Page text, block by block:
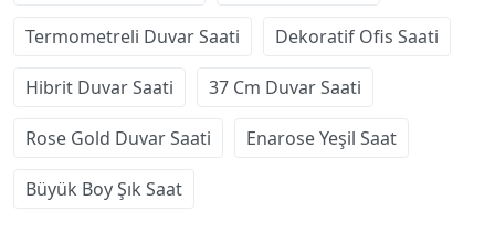
Termometreli Duvar Saati Dekoratif Ofis Saati
Hibrit Duvar Saati 37 Cm Duvar Saati
Rose Gold Duvar Saati Enarose Yeşil Saat
Büyük Boy Şık Saat